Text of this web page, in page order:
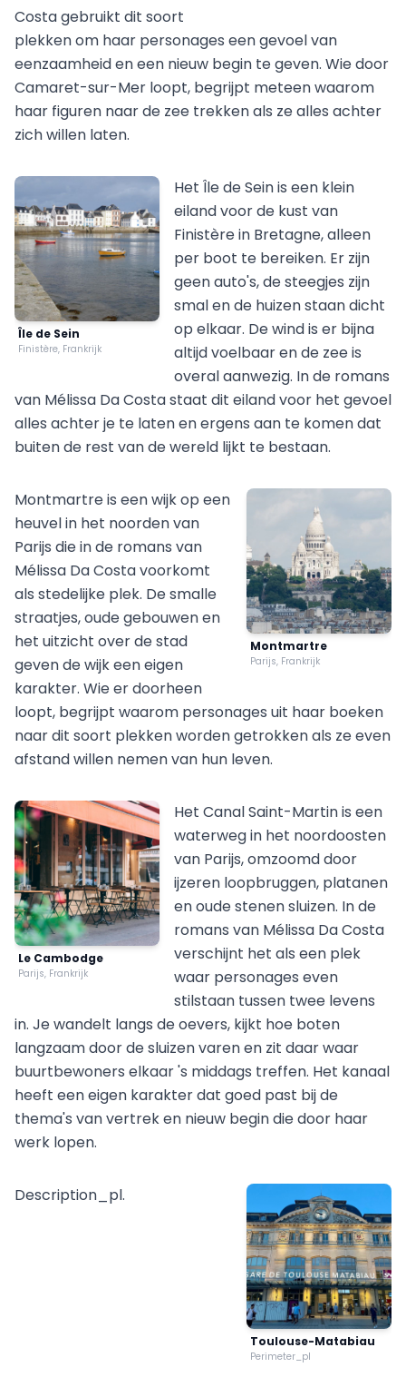
Costa gebruikt dit soort
plekken om haar personages een gevoel van
eenzaamheid en een nieuw begin te geven. Wie door
Camaret-sur-Mer loopt, begrijpt meteen waarom
haar figuren naar de zee trekken als ze alles achter
zich willen laten.
Île de Sein
Finistère, Frankrijk
Het Île de Sein is een klein
eiland voor de kust van
Finistère in Bretagne, alleen
per boot te bereiken. Er zijn
geen auto's, de steegjes zijn
smal en de huizen staan dicht
op elkaar. De wind is er bijna
altijd voelbaar en de zee is
overal aanwezig. In de romans
van Mélissa Da Costa staat dit eiland voor het gevoel
alles achter je te laten en ergens aan te komen dat
buiten de rest van de wereld lijkt te bestaan.
Montmartre
Parijs, Frankrijk
Montmartre is een wijk op een
heuvel in het noorden van
Parijs die in de romans van
Mélissa Da Costa voorkomt
als stedelijke plek. De smalle
straatjes, oude gebouwen en
het uitzicht over de stad
geven de wijk een eigen
karakter. Wie er doorheen
loopt, begrijpt waarom personages uit haar boeken
naar dit soort plekken worden getrokken als ze even
afstand willen nemen van hun leven.
Le Cambodge
Parijs, Frankrijk
Het Canal Saint-Martin is een
waterweg in het noordoosten
van Parijs, omzoomd door
ijzeren loopbruggen, platanen
en oude stenen sluizen. In de
romans van Mélissa Da Costa
verschijnt het als een plek
waar personages even
stilstaan tussen twee levens
in. Je wandelt langs de oevers, kijkt hoe boten
langzaam door de sluizen varen en zit daar waar
buurtbewoners elkaar 's middags treffen. Het kanaal
heeft een eigen karakter dat goed past bij de
thema's van vertrek en nieuw begin die door haar
werk lopen.
Toulouse-Matabiau
Perimeter_pl
Description_pl.